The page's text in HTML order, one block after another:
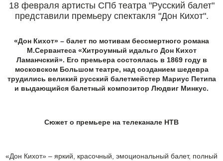
18 февраля артисты СПб театра "Русский балет"
представили премьеру спектакля "Дон Кихот".
«Дон Кихот» – балет по мотивам бессмертного романа
М.Сервантеса «Хитроумный идальго Дон Кихот
Ламанчский». Его премьера состоялась в 1869 году в
московском Большом театре, над созданием шедевра
трудились великий русский балетмейстер Мариус Петипа
и выдающийся балетный композитор Людвиг Минкус.
Сюжет о премьере на телеканале НТВ
«Дон Кихот» – яркий, красочный, эмоциональный балет, полный